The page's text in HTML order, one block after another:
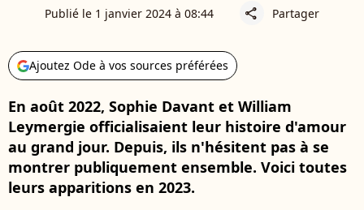
Publié le 1 janvier 2024 à 08:44 share Partager
Ajoutez Ode à vos sources préférées
En août 2022, Sophie Davant et William
Leymergie officialisaient leur histoire d'amour
au grand jour. Depuis, ils n'hésitent pas à se
montrer publiquement ensemble. Voici toutes
leurs apparitions en 2023.